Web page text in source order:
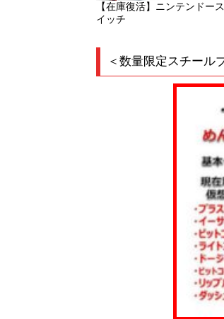
【在庫復活】ニンテンドース
イッチ